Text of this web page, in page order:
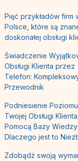
Pięć przykładów firm
Polsce, które są
doskonałej obsługi
Świadczenie
Obsługi Klienta przez
Telefon:
Przewodnik
Podniesienie Poziomu
Twojej Obsługi
Pomocą Bazy Wiedzy:
Dlaczego jest to
Zdobądź swoją